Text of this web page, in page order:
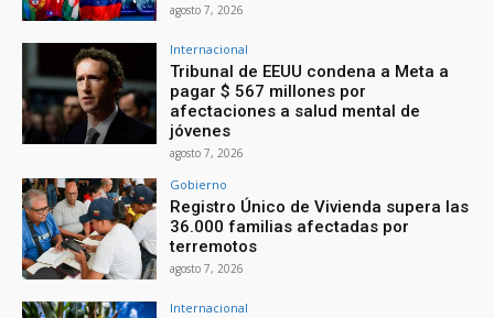
agosto 7, 2026
Internacional
Tribunal de EEUU condena a Meta a
pagar $ 567 millones por
afectaciones a salud mental de
jóvenes
agosto 7, 2026
Gobierno
Registro Único de Vivienda supera las
36.000 familias afectadas por
terremotos
agosto 7, 2026
Internacional